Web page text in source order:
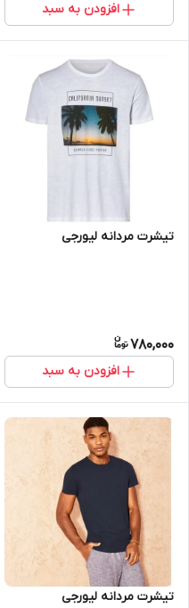
افزودن به سبد
تیشرت مردانه لیورجی
780,000
افزودن به سبد
تیشرت مردانه لیورجی